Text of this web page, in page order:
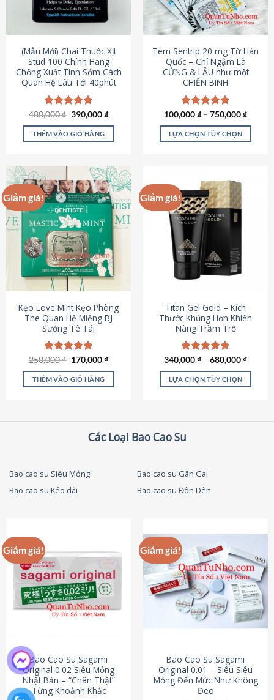
chọn
được
chọn
trên
trang
sản
phẩm
chọn
có
thể
chọn
trên
trang
sản
phẩm
(Mẫu Mới) Chai Thuốc Xịt
Stud 100 Chính Hãng
Chống Xuất Tinh Sớm Cách
Quan Hệ Lâu Tới 40phút
Được xếp
hạng5.00
5 sao
480,000₫ Giá
là:
480,000 ₫.
390,000₫Giá
tại
THÊM VÀO GIỎ HÀNG
Tem Sentrip 20 mg Từ Hàn
Quốc – Chỉ Ngậm Là
CỨNG & LÂU như một
CHIẾN BINH
Được xếp
hạng5.00
5 sao
100,000₫ – 750,000₫
LỰA CHỌN TÙY CHỌN
có
nhiều
biến
tùy
chọn
có
chọn
trên
trang
sản
phẩm
Giảm giá!
Kẹo Love Mint Kẹo Phòng
The Quan Hệ Miệng BJ
Sướng Tê Tái
Được xếp
hạng5.00
5 sao
250,000₫ Giá
là:
250,000 ₫.
170,000₫Giá
tại
THÊM VÀO GIỎ HÀNG
Giảm giá!
Titan Gel Gold – Kích
Thước Khủng Hơn Khiến
Nàng Trầm Trồ
Được xếp
hạng4.79
5 sao
340,000₫ – 680,000₫
LỰA CHỌN TÙY CHỌN
thể.
tùy
thể
được
chọn
trên
trang
sản
phẩm
Các Loại Bao Cao Su
Bao cao su Siêu Mỏng
Bao cao su Gân Gai
Bao cao su Kéo dài
Bao cao su Đôn Dên
Giảm giá!
Bao Cao Su Sagami
Original 0.02 Siêu Mỏng
Nhật Bản – “Chân Thật”
Từng Khoảnh Khắc
Giảm giá!
Bao Cao Su Sagami
Original 0.01 – Siêu Siêu
Mỏng Đến Mức Như Không
Đeo